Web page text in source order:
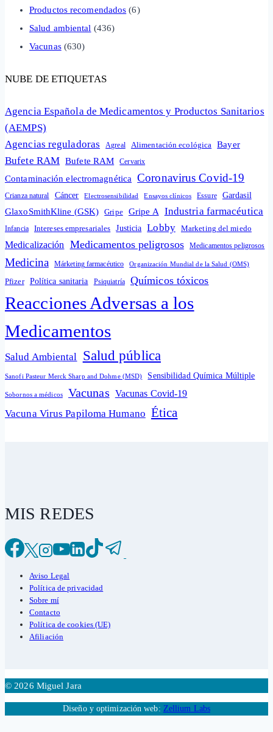
Productos recomendados (6)
Salud ambiental (436)
Vacunas(630)
NUBE DE ETIQUETAS
Agencia Española de Medicamentos y Productos Sanitarios
(AEMPS)
Agencias reguladoras
Agreal Alimentación ecológica Bayer
Bufete RAM Bufete RAM Cervarix
Contaminación electromagnética Coronavirus Covid-19
Crianza natural Cáncer Electrosensibilidad Ensayos clínicos Essure Gardasil
GlaxoSmithKline (GSK) Gripe Gripe A Industria farmacéutica
Infancia Intereses empresariales Justicia Lobby Marketing del miedo
Medicalización Medicamentos peligrosos Medicamentos peligrosos
Medicina Márketing farmacéutico Organización Mundial de la Salud (OMS)
Pfizer Política sanitaria Psiquiatría Químicos tóxicos
Reacciones Adversas a los
Medicamentos
Salud Ambiental Salud pública
Sanofi Pasteur Merck Sharp and Dohme (MSD) Sensibilidad Química Múltiple
Sobornos a médicos Vacunas Vacunas Covid-19
Vacuna Virus Papiloma Humano Ética
MIS REDES
Aviso Legal
Política de privacidad
Sobre mí
Contacto
Política de cookies (UE)
Afiliación
© 2026 Miguel Jara
Diseño y optimización web: Zellium Labs